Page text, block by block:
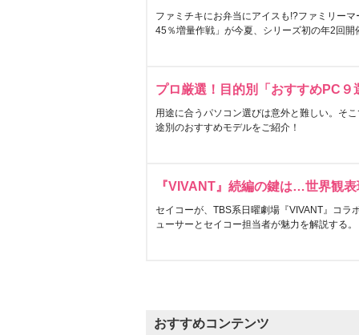
ファミチキにお弁当にアイスも!?ファミリー
45％増量作戦」が今夏、シリーズ初の年2回開
プロ厳選！目的別「おすすめPC９
用途に合うパソコン選びは意外と難しい。そ
途別のおすすめモデルをご紹介！
『VIVANT』続編の鍵は…世界観
セイコーが、TBS系日曜劇場『VIVANT』コラ
ューサーとセイコー担当者が魅力を解説する。
おすすめコンテンツ